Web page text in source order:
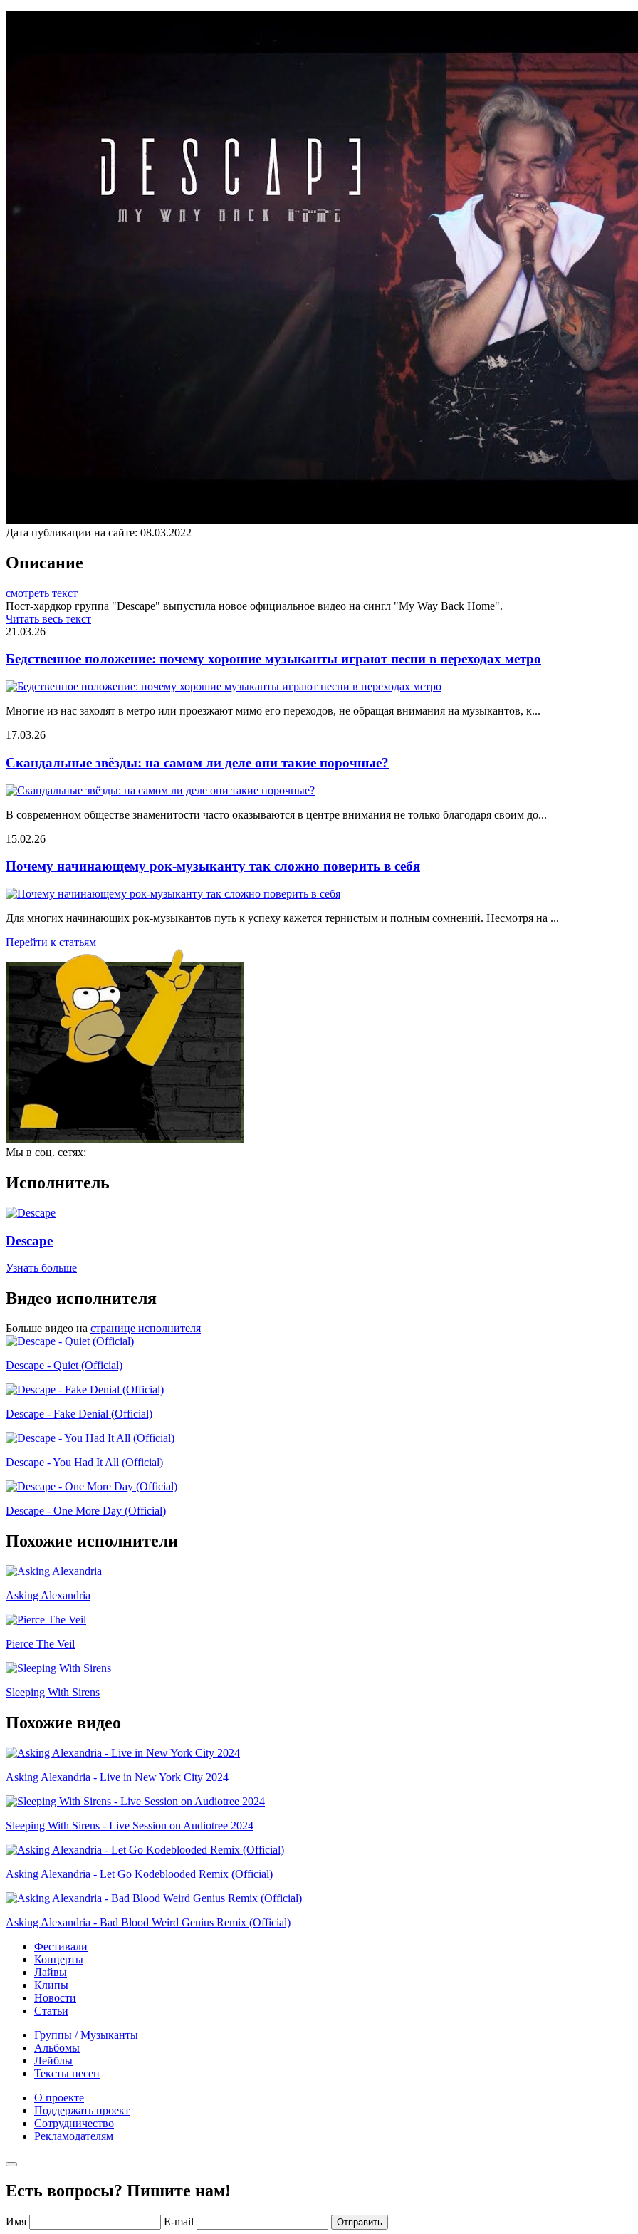
Дата публикации на сайте: 08.03.2022
Описание
смотреть текст
Пост-хардкор группа "Descape" выпустила новое официальное видео на сингл "My Way Back Home".
Читать весь текст
21.03.26
Бедственное положение: почему хорошие музыканты играют песни в переходах метро
Многие из нас заходят в метро или проезжают мимо его переходов, не обращая внимания на музыкантов, к...
17.03.26
Скандальные звёзды: на самом ли деле они такие порочные?
В современном обществе знаменитости часто оказываются в центре внимания не только благодаря своим до...
15.02.26
Почему начинающему рок-музыканту так сложно поверить в себя
Для многих начинающих рок-музыкантов путь к успеху кажется тернистым и полным сомнений. Несмотря на ...
Перейти к статьям
Мы в соц. сетях:
Исполнитель
Descape
Узнать больше
Видео исполнителя
Больше видео на странице исполнителя
Descape - Quiet (Official)
Descape - Fake Denial (Official)
Descape - You Had It All (Official)
Descape - One More Day (Official)
Похожие исполнители
Asking Alexandria
Pierce The Veil
Sleeping With Sirens
Похожие видео
Asking Alexandria - Live in New York City 2024
Sleeping With Sirens - Live Session on Audiotree 2024
Asking Alexandria - Let Go Kodeblooded Remix (Official)
Asking Alexandria - Bad Blood Weird Genius Remix (Official)
Фестивали
Концерты
Лайвы
Клипы
Новости
Статьи
Группы / Музыканты
Альбомы
Лейблы
Тексты песен
О проекте
Поддержать проект
Сотрудничество
Рекламодателям
Есть вопросы? Пишите нам!
Имя E-mail